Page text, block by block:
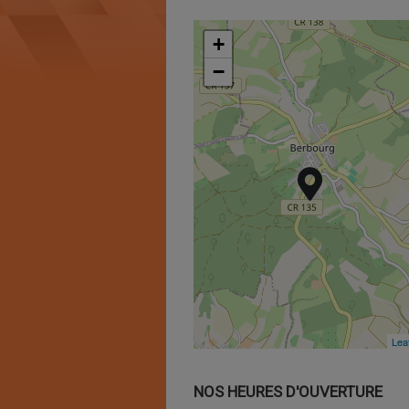
+
−
+
−
NOS HEURES D'OUVERTURE